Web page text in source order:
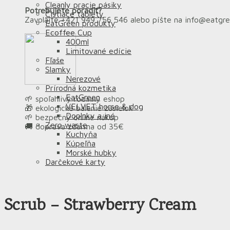
Potrebujete poradiť?
Zavolajte +421 949 756 546 alebo píšte na
🌱 spoľahlivý rodinný eshop
🎁 ekologické balenie zásielok
🌱 bezpečný online nákup
🚚 doprava zdarma od 35€
Cleanly pracie pásiky
Čistiace tablety
EatGreen produkty
Ecoffee Cup
400ml
Limitované edície
Fľaše
Slamky
Nerezové
Prírodná kozmetika
EatGreen
VELVET horse & dog
Doplnky a iné
Zero waste
Kuchyňa
Kúpeľňa
Morské hubky
Darčekové karty
Scrub – Strawberry Cream